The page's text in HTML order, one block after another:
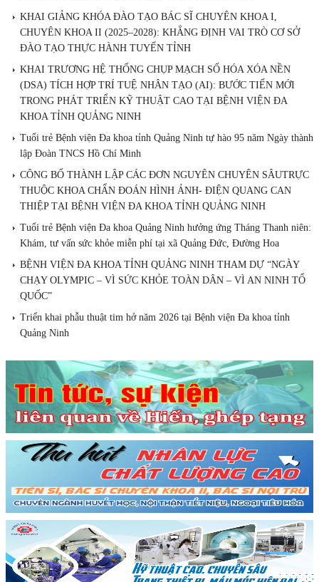
KHAI GIẢNG KHÓA ĐÀO TẠO BÁC SĨ CHUYÊN KHOA I,
CHUYÊN KHOA II (2025–2028): KHẲNG ĐỊNH VAI TRÒ CƠ SỞ
ĐÀO TẠO THỰC HÀNH TUYẾN TỈNH
KHAI TRƯƠNG HỆ THỐNG CHỤP MẠCH SỐ HÓA XÓA NỀN
(DSA) TÍCH HỢP TRÍ TUỆ NHÂN TẠO (AI): BƯỚC TIẾN MỚI
TRONG PHÁT TRIỂN KỸ THUẬT CAO TẠI BỆNH VIỆN ĐA
KHOA TỈNH QUẢNG NINH
Tuổi trẻ Bệnh viện Đa khoa tỉnh Quảng Ninh tự hào 95 năm Ngày thành
lập Đoàn TNCS Hồ Chí Minh
CÔNG BỐ THÀNH LẬP CÁC ĐƠN NGUYÊN CHUYÊN SÂUTRỰC
THUỘC KHOA CHẨN ĐOÁN HÌNH ẢNH- ĐIỆN QUANG CAN
THIỆP TẠI BỆNH VIỆN ĐA KHOA TỈNH QUẢNG NINH
Tuổi trẻ Bệnh viện Đa khoa Quảng Ninh hưởng ứng Tháng Thanh niên:
Khám, tư vấn sức khỏe miễn phí tại xã Quảng Đức, Đường Hoa
BỆNH VIỆN ĐA KHOA TỈNH QUẢNG NINH THAM DỰ “NGÀY
CHẠY OLYMPIC – VÌ SỨC KHỎE TOÀN DÂN – VÌ AN NINH TỔ
QUỐC”
Triển khai phẫu thuật tim hở năm 2026 tại Bệnh viện Đa khoa tỉnh
Quảng Ninh